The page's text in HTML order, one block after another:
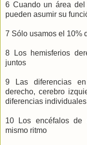
6 Cuando un área
pueden asumir su
7 Sólo usamos el 10%
8 Los hemisferios
juntos
9 Las diferencias
derecho, cerebro
diferencias
10 Los encéfalos de
mismo ritmo